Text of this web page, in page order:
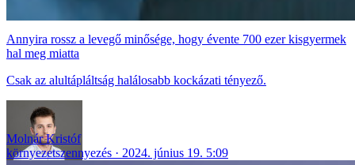
Annyira rossz a levegő minősége, hogy évente 700 ezer kisgyermek
hal meg miatta
Csak az alultápláltság halálosabb kockázati tényező.
Molnár Kristóf
környezetszennyezés
2024. június 19. 5:09